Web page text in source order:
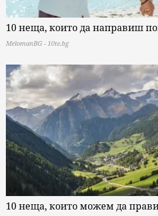
10 неща, които да направиш
MelomanBG - 10te.bg
10 неща, които можем да